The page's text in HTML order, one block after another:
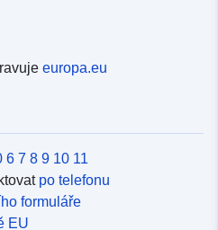
europa.eu
6 7 8 9 10 11
po telefonu
formuláře
EU